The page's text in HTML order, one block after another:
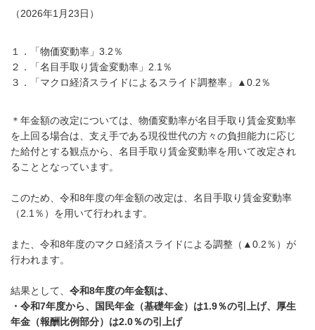
（2026年1月23日）
１．「物価変動率」3.2％
２．「名目手取り賃金変動率」2.1％
３．「マクロ経済スライドによるスライド調整率」▲0.2％
＊年金額の改定については、物価変動率が名目手取り賃金変動率
を上回る場合は、支え手である現役世代の方々の負担能力に応じ
た給付とする観点から、名目手取り賃金変動率を用いて改定され
ることとなっています。
このため、令和8年度の年金額の改定は、 名目手取り賃金変動率
（2.1％）を用いて行われます。
また、令和8年度のマクロ経済スライドによる調整（▲0.2％）が
行われます。
結果として、 令和8年度の年金額は、
・令和7年度から、国民年金（基礎年金）は1.9％の引上げ、厚生
年金（報酬比例部分）は2.0％の引上げ